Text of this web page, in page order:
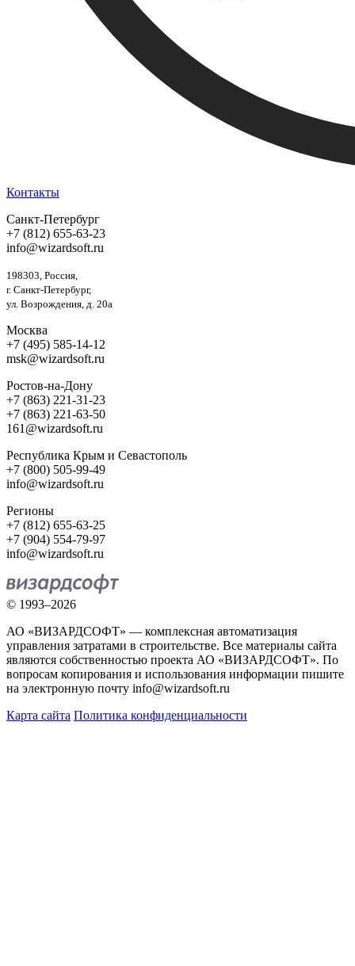
Контакты
Санкт-Петербург
+7 (812) 655-63-23
info@wizardsoft.ru
198303, Россия,
г. Санкт-Петербург,
ул. Возрождения, д. 20а
Москва
+7 (495) 585-14-12
msk@wizardsoft.ru
Ростов-на-Дону
+7 (863) 221-31-23
+7 (863) 221-63-50
161@wizardsoft.ru
Республика Крым и Севастополь
+7 (800) 505-99-49
info@wizardsoft.ru
Регионы
+7 (812) 655-63-25
+7 (904) 554-79-97
info@wizardsoft.ru
© 1993–2026
АО «ВИЗАРДСОФТ» — комплексная автоматизация
управления затратами в строительстве. Все материалы сайта
являются собственностью проекта АО «ВИЗАРДСОФТ». По
вопросам копирования и использования информации пишите
на электронную почту info@wizardsoft.ru
Карта сайта Политика конфиденциальности